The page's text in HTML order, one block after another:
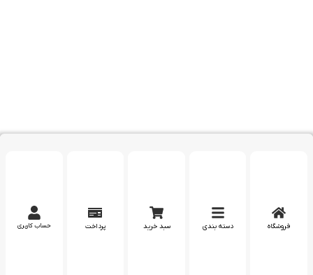
فروشگاه دسته بندی سبد خرید پرداخت حساب کاربری